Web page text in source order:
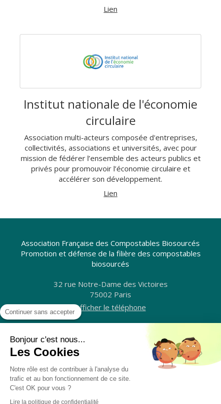
Lien
Institut nationale de l'économie
circulaire
Association multi-acteurs composée d'entreprises,
collectivités, associations et universités, avec pour
mission de fédérer l’ensemble des acteurs publics et
privés pour promouvoir l’économie circulaire et
accélérer son développement.
Lien
Association Française des Compostables Biosourcés
Promotion et défense de la filière des compostables
biosourcés
32 rue Notre-Dame des Victoires
75002 Paris
Afficher le téléphone
Mentions légales
Continuer sans accepter
Bonjour c'est nous...
Les Cookies
Notre rôle est de contribuer à l'analyse du
trafic et au bon fonctionnement de ce site.
C'est OK pour vous ?
Lire la politique de confidentialité